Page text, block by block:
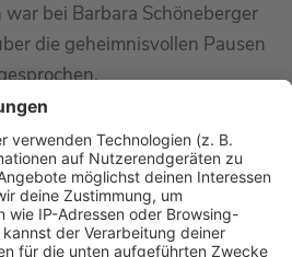
bei Barbara Schöneberger
die geheimnisvollen Pausen